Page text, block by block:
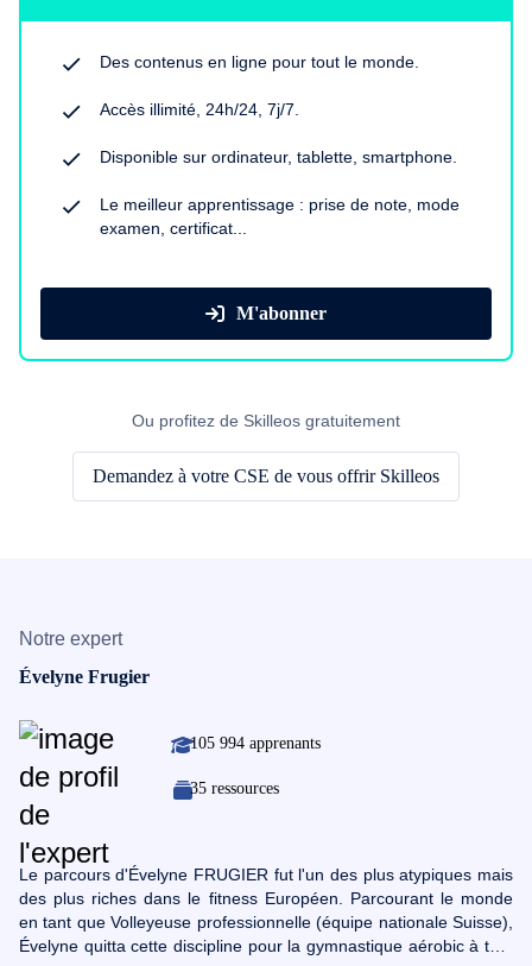
Des contenus en ligne pour tout le monde.
Accès illimité, 24h/24, 7j/7.
Disponible sur ordinateur, tablette, smartphone.
Le meilleur apprentissage : prise de note, mode
examen, certificat...
M'abonner
Ou profitez de Skilleos gratuitement
Demandez à votre CSE de vous offrir Skilleos
Notre expert
Évelyne Frugier
105 994 apprenants
35 ressources
Le parcours d'Évelyne FRUGIER fut l'un des plus atypiques mais
des plus riches dans le fitness Européen. Parcourant le monde
en tant que Volleyeuse professionnelle (équipe nationale Suisse),
Évelyne quitta cette discipline pour la gymnastique aérobic à très